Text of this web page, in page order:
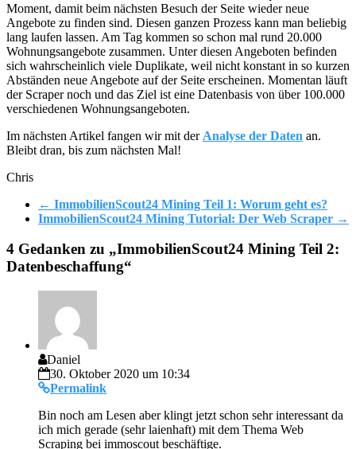
Moment, damit beim nächsten Besuch der Seite wieder neue
Angebote zu finden sind. Diesen ganzen Prozess kann man beliebig
lang laufen lassen. Am Tag kommen so schon mal rund 20.000
Wohnungsangebote zusammen. Unter diesen Angeboten befinden
sich wahrscheinlich viele Duplikate, weil nicht konstant in so kurzen
Abständen neue Angebote auf der Seite erscheinen. Momentan läuft
der Scraper noch und das Ziel ist eine Datenbasis von über 100.000
verschiedenen Wohnungsangeboten.
Im nächsten Artikel fangen wir mit der Analyse der Daten an.
Bleibt dran, bis zum nächsten Mal!
Chris
← ImmobilienScout24 Mining Teil 1: Worum geht es?
ImmobilienScout24 Mining Tutorial: Der Web Scraper →
4 Gedanken zu „ImmobilienScout24 Mining Teil 2:
Datenbeschaffung“
Daniel
30. Oktober 2020 um 10:34
Permalink
Bin noch am Lesen aber klingt jetzt schon sehr interessant da
ich mich gerade (sehr laienhaft) mit dem Thema Web
Scraping bei immoscout beschäftige.